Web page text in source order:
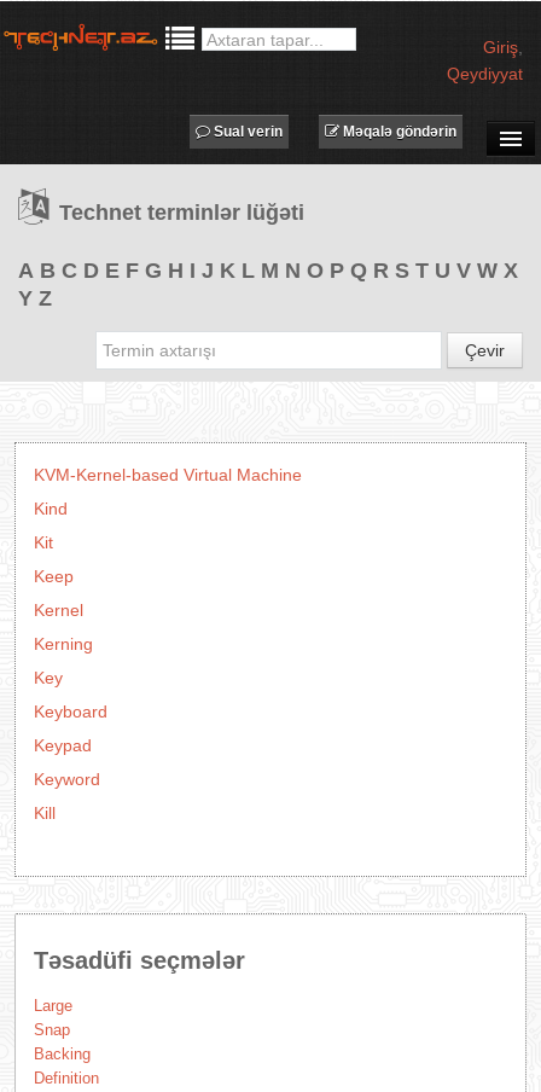
Giriş
Qeydiyyat
TƏDBİRLƏR
PROQRAMLAR
Məqalə göndərin
Sual verin
Technet terminlər lüğəti
A B C D E F G H I J K L M N O P Q R S T U V W X
Y Z
Çevir
KVM-Kernel-based Virtual Machine
Kind
Kit
Keep
Kernel
Kerning
Key
Keyboard
Keypad
Keyword
Kill
Təsadüfi seçmələr
Large
Snap
Backing
Definition